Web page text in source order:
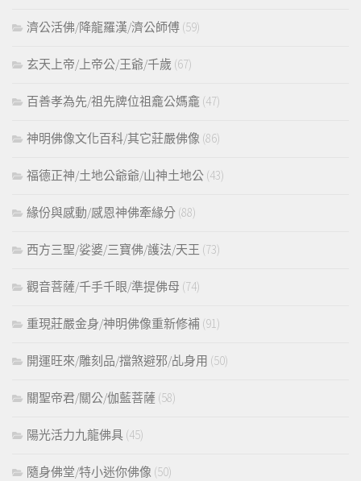
濟公活佛/降龍羅漢/濟公師傅 (59)
玄天上帝/上帝公/王爺/千歲 (67)
百善孝為先/祖先牌位祖龕公媽龕 (47)
神明佛像文化百科/其它莊嚴佛像 (86)
福德正神/土地公爺爺/山神土地公 (43)
緣份與感動/感恩神佛牽緣分 (88)
西方三聖/娑婆/三寶佛/護法/天王 (73)
觀音菩薩/千手千眼/準提佛母 (74)
重現莊嚴金身/神明佛像重新修補 (91)
開運旺來/雕刻品/擋煞避邪/乩身用 (50)
關聖帝君/關公/伽藍菩薩 (58)
陽光活力九龍佛具 (45)
隨身佛堂/特小迷你佛像 (50)